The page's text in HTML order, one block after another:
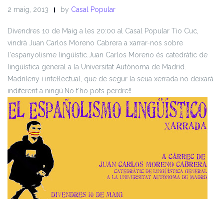
2 maig, 2013 by Casal Popular
Divendres 10 de Maig a les 20:00 al Casal Popular Tio Cuc,
vindrà Juan Carlos Moreno Cabrera a xarrar-nos sobre
l'espanyolisme lingüístic. Juan Carlos Moreno és catedràtic de
lingüística general a la Universitat Autònoma de Madrid.
Madrileny i intel·lectual, que de segur la seua xerrada no deixarà
indiferent a ningú. No t'ho pots perdre!!